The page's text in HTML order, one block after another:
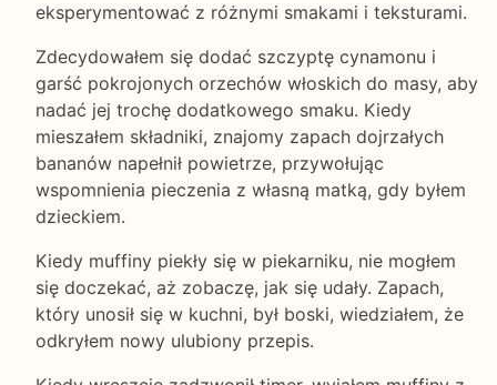
eksperymentować z różnymi smakami i teksturami.
Zdecydowałem się dodać szczyptę cynamonu i
garść pokrojonych orzechów włoskich do masy, aby
nadać jej trochę dodatkowego smaku. Kiedy
mieszałem składniki, znajomy zapach dojrzałych
bananów napełnił powietrze, przywołując
wspomnienia pieczenia z własną matką, gdy byłem
dzieckiem.
Kiedy muffiny piekły się w piekarniku, nie mogłem
się doczekać, aż zobaczę, jak się udały. Zapach,
który unosił się w kuchni, był boski, wiedziałem, że
odkryłem nowy ulubiony przepis.